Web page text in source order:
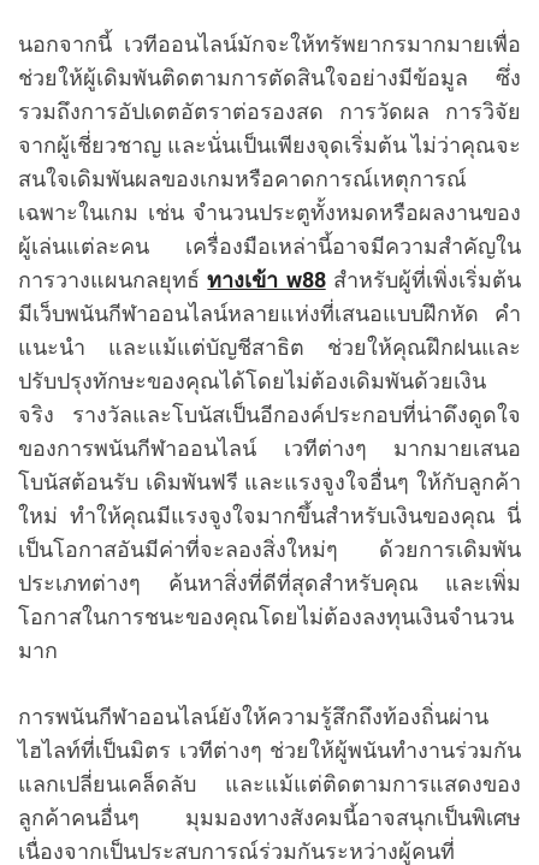
นอกจากนี้ เวทีออนไลน์มักจะให้ทรัพยากรมากมายเพื่อ
ช่วยให้ผู้เดิมพันติดตามการตัดสินใจอย่างมีข้อมูล ซึ่ง
รวมถึงการอัปเดตอัตราต่อรองสด การวัดผล การวิจัย
จากผู้เชี่ยวชาญ และนั่นเป็นเพียงจุดเริ่มต้น ไม่ว่าคุณจะ
สนใจเดิมพันผลของเกมหรือคาดการณ์เหตุการณ์
เฉพาะในเกม เช่น จำนวนประตูทั้งหมดหรือผลงานของ
ผู้เล่นแต่ละคน เครื่องมือเหล่านี้อาจมีความสำคัญใน
การวางแผนกลยุทธ์ทางเข้า w88 สำหรับผู้ที่เพิ่งเริ่มต้น
มีเว็บพนันกีฬาออนไลน์หลายแห่งที่เสนอแบบฝึกหัด คำ
แนะนำ และแม้แต่บัญชีสาธิต ช่วยให้คุณฝึกฝนและ
ปรับปรุงทักษะของคุณได้โดยไม่ต้องเดิมพันด้วยเงิน
จริง รางวัลและโบนัสเป็นอีกองค์ประกอบที่น่าดึงดูดใจ
ของการพนันกีฬาออนไลน์ เวทีต่างๆ มากมายเสนอ
โบนัสต้อนรับ เดิมพันฟรี และแรงจูงใจอื่นๆ ให้กับลูกค้า
ใหม่ ทำให้คุณมีแรงจูงใจมากขึ้นสำหรับเงินของคุณ นี่
เป็นโอกาสอันมีค่าที่จะลองสิ่งใหม่ๆ ด้วยการเดิมพัน
ประเภทต่างๆ ค้นหาสิ่งที่ดีที่สุดสำหรับคุณ และเพิ่ม
โอกาสในการชนะของคุณโดยไม่ต้องลงทุนเงินจำนวน
มาก
การพนันกีฬาออนไลน์ยังให้ความรู้สึกถึงท้องถิ่นผ่าน
ไฮไลท์ที่เป็นมิตร เวทีต่างๆ ช่วยให้ผู้พนันทำงานร่วมกัน
แลกเปลี่ยนเคล็ดลับ และแม้แต่ติดตามการแสดงของ
ลูกค้าคนอื่นๆ มุมมองทางสังคมนี้อาจสนุกเป็นพิเศษ
เนื่องจากเป็นประสบการณ์ร่วมกันระหว่างผู้คนที่